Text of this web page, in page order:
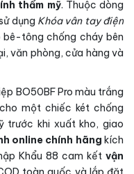
thẩm mỹ. Thuộc dòng
dụng Khóa vân tay điện
bê-tông chống cháy bên
văn phòng, cửa hàng và
BO50BF Pro màu trắng
một chiếc két chống
trước khi xuất kho, giao
online chính hãng kích
Khẩu 88 cam kết vận